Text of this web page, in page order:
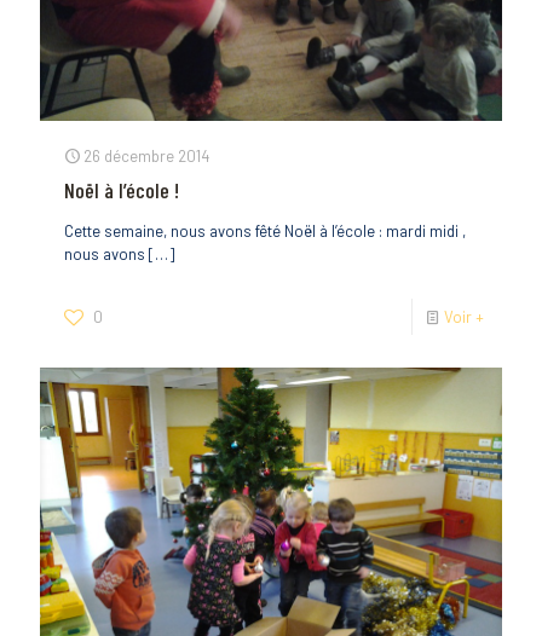
26 décembre 2014
Noël à l’école !
Cette semaine, nous avons fêté Noël à l’école : mardi midi ,
nous avons […]
0 Voir +